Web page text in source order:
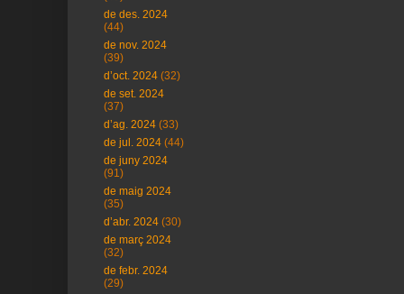
de des. 2024
(44)
de nov. 2024
(39)
d’oct. 2024 (32)
de set. 2024
(37)
d’ag. 2024 (33)
de jul. 2024 (44)
de juny 2024
(91)
de maig 2024
(35)
d’abr. 2024 (30)
de març 2024
(32)
de febr. 2024
(29)